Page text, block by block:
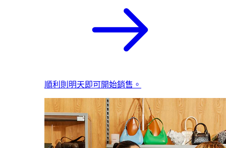
順利則明天即可開始銷售。